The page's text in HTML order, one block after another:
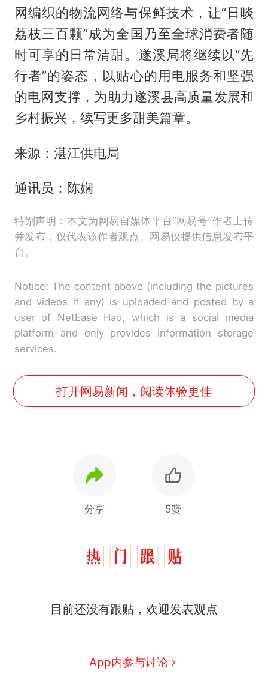
网编织的物流网络与保鲜技术，让“日啖
荔枝三百颗”成为全国乃至全球消费者随
时可享的日常清甜。遂溪局将继续以“先
行者”的姿态，以贴心的用电服务和坚强
的电网支撑，为助力遂溪县高质量发展和
乡村振兴，续写更多甜美篇章。
来源：湛江供电局
通讯员：陈娴
特别声明：本文为网易自媒体平台“网易号”作者上传
并发布，仅代表该作者观点。网易仅提供信息发布平
台。
Notice: The content above (including the pictures
and videos if any) is uploaded and posted by a
user of NetEase Hao, which is a social media
platform and only provides information storage
services.
打开网易新闻，阅读体验更佳
分享 5赞
目前还没有跟贴，欢迎发表观点
App内参与讨论